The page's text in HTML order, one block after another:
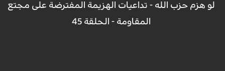
لو هزم حزب الله - تداعيات الهزيمة المفترضة على مجتع
المقاومة - الحلقة 45